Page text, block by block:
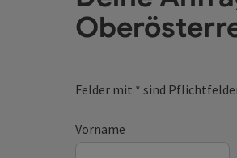
Felder mit * sind
Vorname